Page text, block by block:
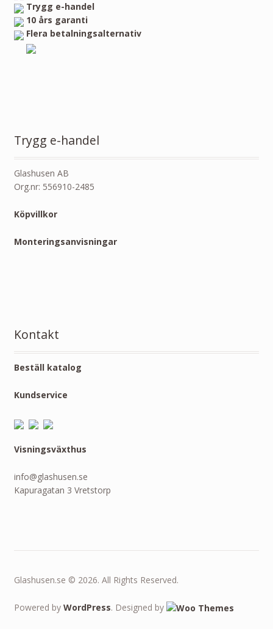
Trygg e-handel
10 års garanti
Flera betalningsalternativ
Trygg e-handel
Glashusen AB
Org.nr: 556910-2485
Köpvillkor
Monteringsanvisningar
Kontakt
Beställ katalog
Kundservice
Visningsväxthus
info@glashusen.se
Kapuragatan 3 Vretstorp
Glashusen.se © 2026. All Rights Reserved.
Powered by WordPress. Designed by